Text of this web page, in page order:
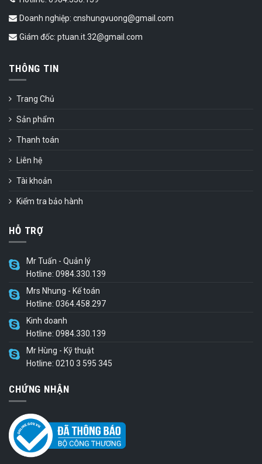
Doanh nghiệp: cnshungvuong@gmail.com
Giám đốc: ptuan.it.32@gmail.com
THÔNG TIN
Trang Chủ
Sản phẩm
Thanh toán
Liên hệ
Tài khoản
Kiểm tra bảo hành
HỖ TRỢ
Mr Tuấn - Quản lý
Hotline: 0984.330.139
Mrs Nhung - Kế toán
Hotline: 0364.458.297
Kinh doanh
Hotline: 0984.330.139
Mr Hùng - Kỹ thuật
Hotline: 0210 3 595 345
CHỨNG NHẬN